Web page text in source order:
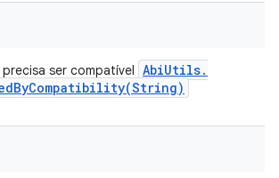
precisa ser compatível AbiUtils.
String)